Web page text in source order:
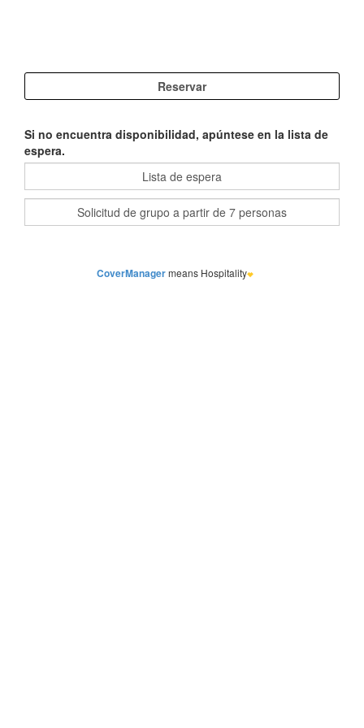
Si no encuentra disponibilidad, apúntese en la lista de
espera.
CoverManagermeans Hospitality